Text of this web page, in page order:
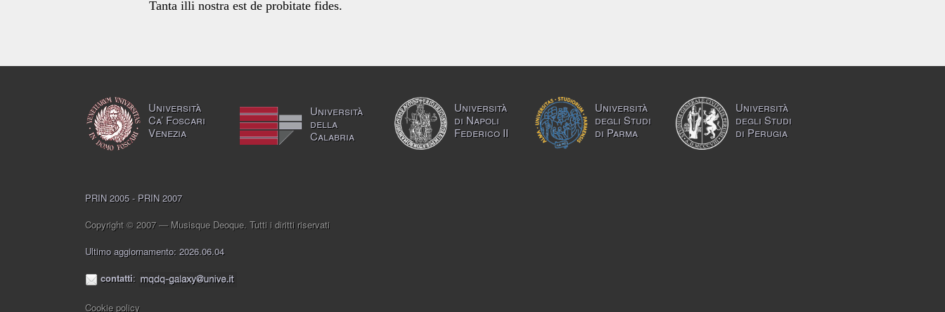
Tanta illi nostra est de probitate fides.
Università
Ca’ Foscari
Venezia
Università
della
Calabria
Università
di Napoli
Federico II
Università
degli Studi
di Parma
Università
degli Studi
di Perugia
PRIN 2005 - PRIN 2007
Copyright © 2007 — Musisque Deoque. Tutti i diritti riservati
Ultimo aggiornamento: 2026.06.04
contatti:
Cookie policy